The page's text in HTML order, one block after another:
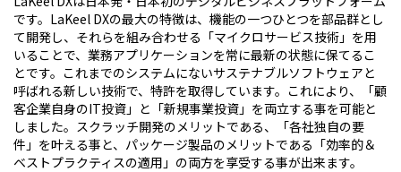
です。LaKeel DXの最大の特徴は、機能の一つひとつを部品群とし
て開発し、それらを組み合わせる「マイクロサービス技術」を用
いることで、業務アプリケーションを常に最新の状態に保てるこ
とです。これまでのシステムにないサステナブルソフトウェアと
呼ばれる新しい技術で、特許を取得しています。これにより、「顧
客企業自身のIT投資」と「新規事業投資」を両立する事を可能と
しました。スクラッチ開発のメリットである、「各社独自の要
件」を叶える事と、パッケージ製品のメリットである「効率的＆
ベストプラクティスの適用」の両方を享受する事が出来ます。